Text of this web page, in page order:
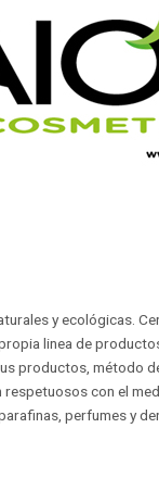
y ecológicas.
propia linea de
productos, método
respetuosos con el
perfumes y